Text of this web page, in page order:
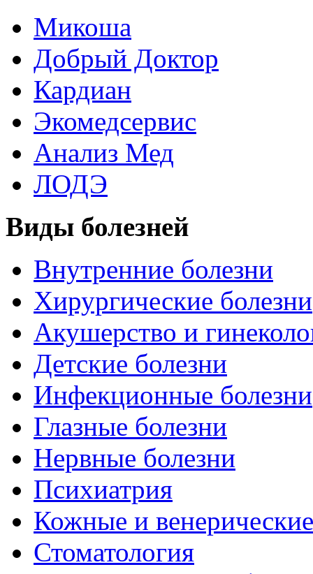
Микоша
Добрый Доктор
Кардиан
Экомедсервис
Анализ Мед
ЛОДЭ
Виды болезней
Внутренние болезни
Хирургические болезни
Акушерство и
Детские болезни
Инфекционные болезни
Глазные болезни
Нервные болезни
Психиатрия
Кожные и
Стоматология